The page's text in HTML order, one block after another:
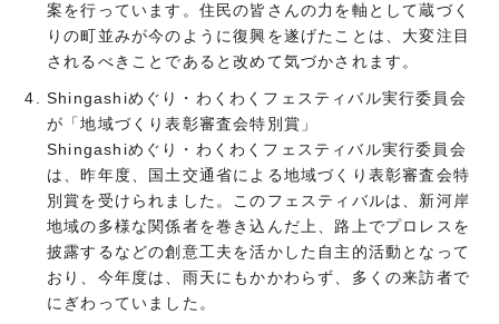
案を行っています。住民の皆さんの力を軸として蔵づく
りの町並みが今のように復興を遂げたことは、大変注目
されるべきことであると改めて気づかされます。
Shingashiめぐり・わくわくフェスティバル実行委員会
が「地域づくり表彰審査会特別賞」
Shingashiめぐり・わくわくフェスティバル実行委員会
は、昨年度、国土交通省による地域づくり表彰審査会特
別賞を受けられました。このフェスティバルは、新河岸
地域の多様な関係者を巻き込んだ上、路上でプロレスを
披露するなどの創意工夫を活かした自主的活動となって
おり、今年度は、雨天にもかかわらず、多くの来訪者で
にぎわっていました。